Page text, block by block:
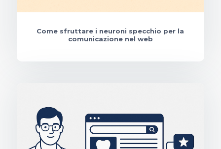
Come sfruttare i neuroni specchio per la
comunicazione nel web